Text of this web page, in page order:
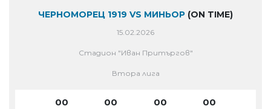
ЧЕРНОМОРЕЦ 1919 VS МИНЬОР (ON TIME)
15.02.2026
Стадион "Иван Притъргов"
Втора лига
00 00 00 00